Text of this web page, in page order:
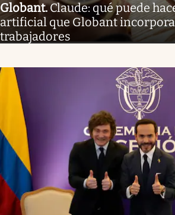
Globant.Claude: qué puede
artificial que Globant
trabajadores